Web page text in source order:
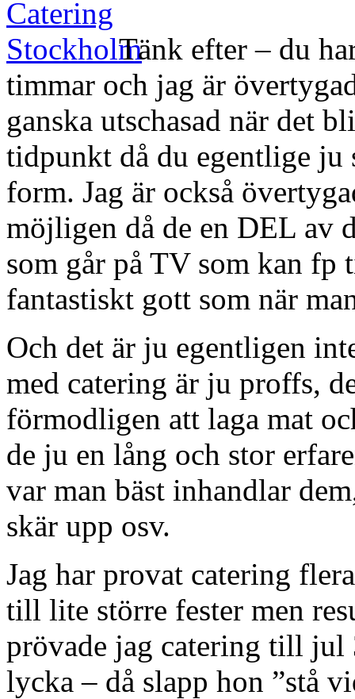
Tänk efter – du
timmar och jag är
ganska utschasad när det
tidpunkt då du egentlige ju
form. Jag är också
möjligen då de en DEL av
som går på TV som kan fp
fantastiskt gott som när
Och det är ju egentligen
med catering är ju proffs,
förmodligen att laga mat
de ju en lång och stor
var man bäst inhandlar
skär upp osv.
Jag har provat catering
till lite större fester men
prövade jag catering till
lycka – då slapp hon ”stå